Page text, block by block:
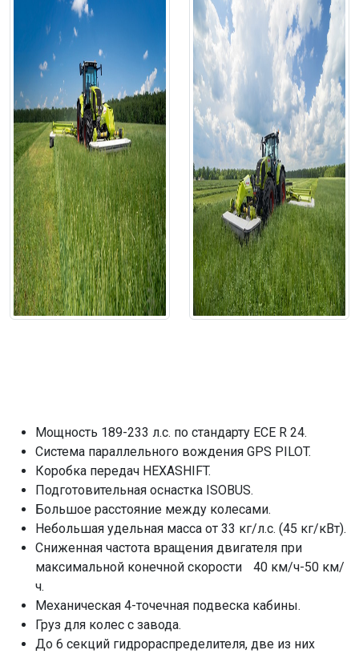
Мощность 189-233 л.с. по стандарту ECE R 24.
Система параллельного вождения GPS PILOT.
Коробка передач HEXASHIFT.
Подготовительная оснастка ISOBUS.
Большое расстояние между колесами.
Небольшая удельная масса от 33 кг/л.с. (45 кг/кВт).
Сниженная частота вращения двигателя при
максимальной конечной скорости 40 км/ч-50 км/
ч.
Механическая 4-точечная подвеска кабины.
Груз для колес с завода.
До 6 секций гидрораспределителя, две из них